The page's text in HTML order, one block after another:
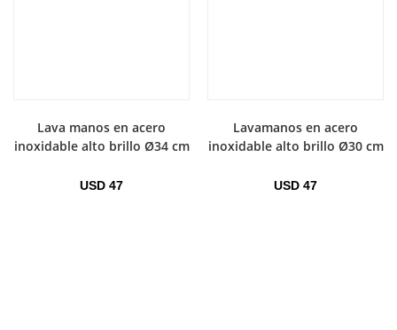
Lava manos en acero
inoxidable alto brillo Ø34 cm
USD 47
Lavamanos en acero
inoxidable alto brillo Ø30 cm
USD 47